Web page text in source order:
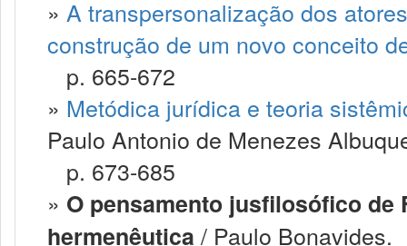
» A transpersonalização dos
construção de um novo conceito
p. 665-672
» Metódica jurídica e teoria
Paulo Antonio de Menezes
p. 673-685
» O pensamento jusfilosófico de
hermenêutica / Paulo Bonavides.